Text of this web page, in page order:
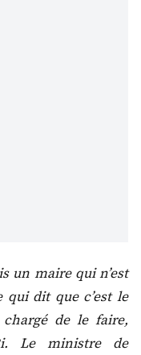
un maire qui n’est
qui dit que c’est le
de le faire,
Le ministre de